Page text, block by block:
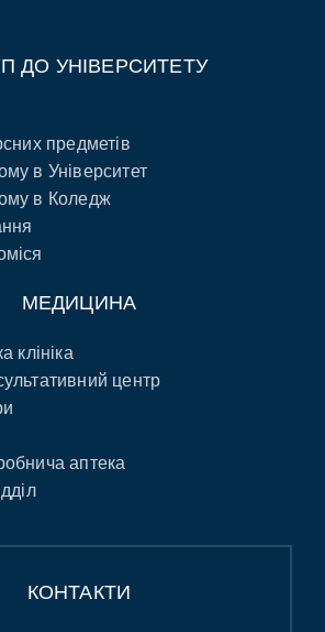
ДО УНІВЕРСИТЕТУ
предметів
в Університет
в Коледж
МЕДИЦИНА
клініка
центр
аптека
КОНТАКТИ